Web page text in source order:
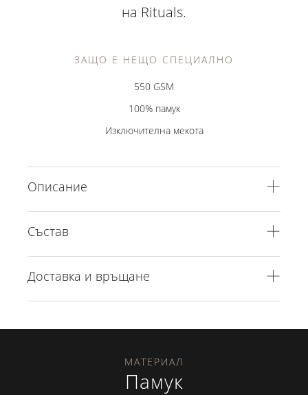
на Rituals.
ЗАЩО Е НЕЩО СПЕЦИАЛНО
550 GSM
100% памук
Изключителна мекота
Описание
Състав
Доставка и връщане
МАТЕРИАЛ
Памук